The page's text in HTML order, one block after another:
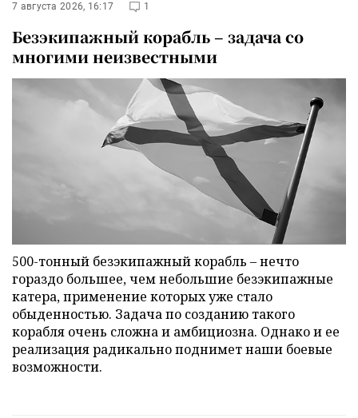
7 августа 2026, 16:17 1
Безэкипажный корабль – задача со
многими неизвестными
500-тонный безэкипажный корабль – нечто
гораздо большее, чем небольшие безэкипажные
катера, применение которых уже стало
обыденностью. Задача по созданию такого
корабля очень сложна и амбициозна. Однако и ее
реализация радикально поднимет наши боевые
возможности.